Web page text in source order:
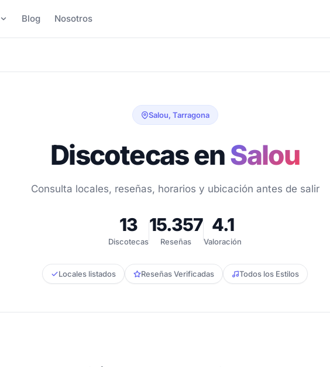
Blog Nosotros
Salou, Tarragona
Discotecas enSalou
Consulta locales, reseñas, horarios y ubicación antes de salir
13
Discotecas
15.357
Reseñas
4.1
Valoración
Locales listados Reseñas Verificadas Todos los Estilos